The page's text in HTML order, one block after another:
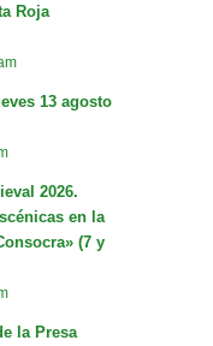
Roja
13 agosto
2026.
en la
(7 y
la Presa